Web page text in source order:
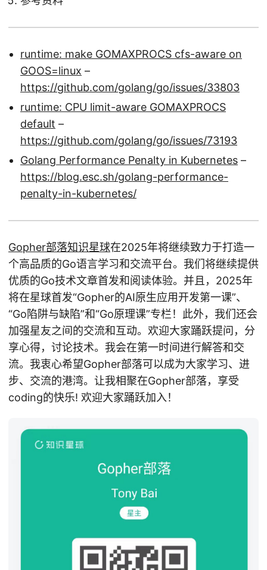
runtime: make GOMAXPROCS cfs-aware on
GOOS=linux –
https://github.com/golang/go/issues/33803
runtime: CPU limit-aware GOMAXPROCS
default –
https://github.com/golang/go/issues/73193
Golang Performance Penalty in Kubernetes –
https://blog.esc.sh/golang-performance-
penalty-in-kubernetes/
Gopher部落知识星球在2025年将继续致力于打造一
个高品质的Go语言学习和交流平台。我们将继续提供
优质的Go技术文章首发和阅读体验。并且，2025年
将在星球首发“Gopher的AI原生应用开发第一课”、
“Go陷阱与缺陷”和“Go原理课”专栏！此外，我们还会
加强星友之间的交流和互动。欢迎大家踊跃提问，分
享心得，讨论技术。我会在第一时间进行解答和交
流。我衷心希望Gopher部落可以成为大家学习、进
步、交流的港湾。让我相聚在Gopher部落，享受
coding的快乐! 欢迎大家踊跃加入！